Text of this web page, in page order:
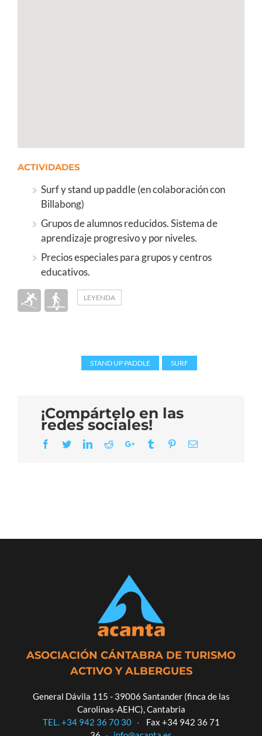
ACTIVIDADES
Surf y stand up paddle (en colaboración con
Billabong)
Grupos de alumnos reducidos. Sistema de
aprendizaje progresivo y por niveles.
Precios especiales para grupos y centros
educativos.
LEYENDA
STAND UP PADDLE SURF
¡Compártelo en las
redes sociales!
Facebook
TwitterLinkedIn
RedditGoogle+Tumblr PinterestEmail
ASOCIACIÓN CÁNTABRA DE TURISMO
ACTIVO Y ALBERGUES
General Dávila 115 - 39006 Santander (finca de las
Carolinas-AEHC), Cantabria
TEL. +34 942 36 70 30 · Fax +34 942 36 71